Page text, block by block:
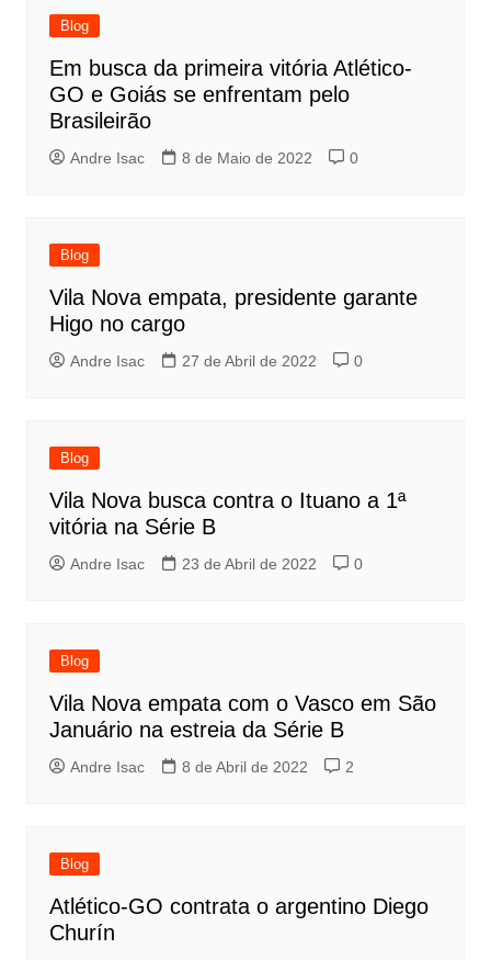
Blog
Em busca da primeira vitória Atlético-
GO e Goiás se enfrentam pelo
Brasileirão
Andre Isac 8 de Maio de 2022 0
Blog
Vila Nova empata, presidente garante
Higo no cargo
Andre Isac 27 de Abril de 2022 0
Blog
Vila Nova busca contra o Ituano a 1ª
vitória na Série B
Andre Isac 23 de Abril de 2022 0
Blog
Vila Nova empata com o Vasco em São
Januário na estreia da Série B
Andre Isac 8 de Abril de 2022 2
Blog
Atlético-GO contrata o argentino Diego
Churín